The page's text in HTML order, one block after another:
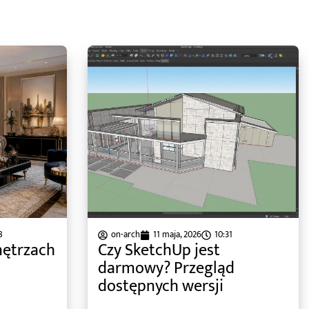
on-arch 11 maja, 2026 10:31
Czy SketchUp jest
darmowy? Przegląd
dostępnych wersji